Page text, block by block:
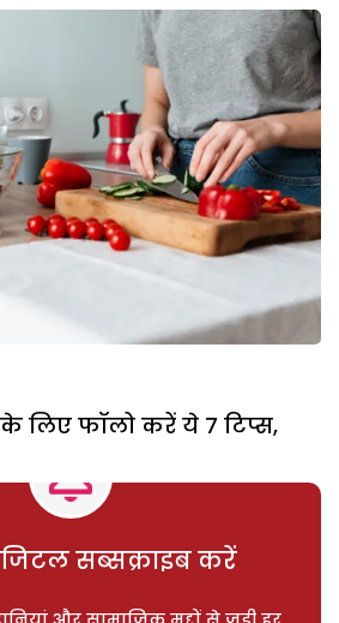
लिए फॉलो करें ये 7 टिप्स,
सब्सक्राइब करें